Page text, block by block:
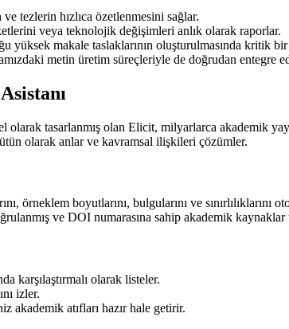
tezlerin hızlıca özetlenmesini sağlar.
veya teknolojik değişimleri anlık olarak raporlar.
yüksek makale taslaklarının oluşturulmasında kritik
metin üretim süreçleriyle de doğrudan entegre
tasarlanmış olan Elicit, milyarlarca akademik
olarak anlar ve kavramsal ilişkileri çözümler.
örneklem boyutlarını, bulgularını ve
ve DOI numarasına sahip akademik
karşılaştırmalı olarak listeler.
izler.
akademik atıfları hazır hale getirir.